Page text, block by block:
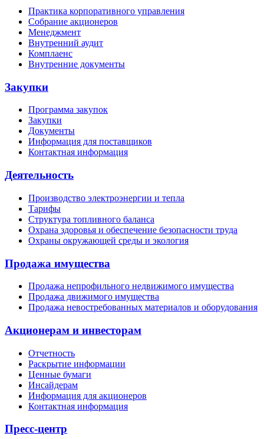
Практика корпоративного управления
Собрание акционеров
Менеджмент
Внутренний аудит
Комплаенс
Внутренние документы
Закупки
Программа закупок
Закупки
Документы
Информация для поставщиков
Контактная информация
Деятельность
Производство электроэнергии и тепла
Тарифы
Структура топливного баланса
Охрана здоровья и обеспечение безопасности труда
Охраны окружающей среды и экология
Продажа имущества
Продажа непрофильного недвижимого имущества
Продажа движимого имущества
Продажа невостребованных материалов и оборудования
Акционерам и инвесторам
Отчетность
Раскрытие информации
Ценные бумаги
Инсайдерам
Информация для акционеров
Контактная информация
Пресс-центр